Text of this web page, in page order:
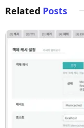
Related Posts